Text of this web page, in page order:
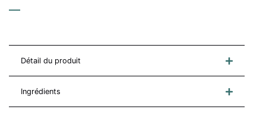
—
Détail du produit
Ingrédients